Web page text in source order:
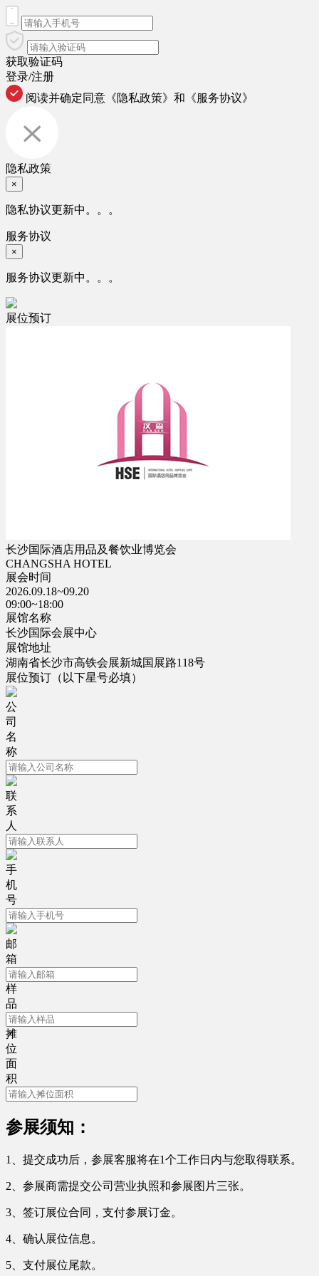
获取验证码
登录/注册
阅读并确定同意 《隐私政策》 和 《服务协议》
隐私政策
×
隐私协议更新中。。。
服务协议
×
服务协议更新中。。。
展位预订
长沙国际酒店用品及餐饮业博览会
CHANGSHA HOTEL
展会时间
2026.09.18~09.20
09:00~18:00
展馆名称
长沙国际会展中心
展馆地址
湖南省长沙市高铁会展新城国展路118号
展位预订 （以下星号必填）
公
司
名
称
联
系
人
手
机
号
邮
箱
样
品
摊
位
面
积
参展须知：
1、提交成功后，参展客服将在1个工作日内与您取得联系。
2、参展商需提交公司营业执照和参展图片三张。
3、签订展位合同，支付参展订金。
4、确认展位信息。
5、支付展位尾款。